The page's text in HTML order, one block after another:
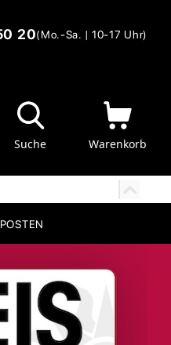
20(Mo.-Sa. | 10-17 Uhr)
Suche Warenkorb